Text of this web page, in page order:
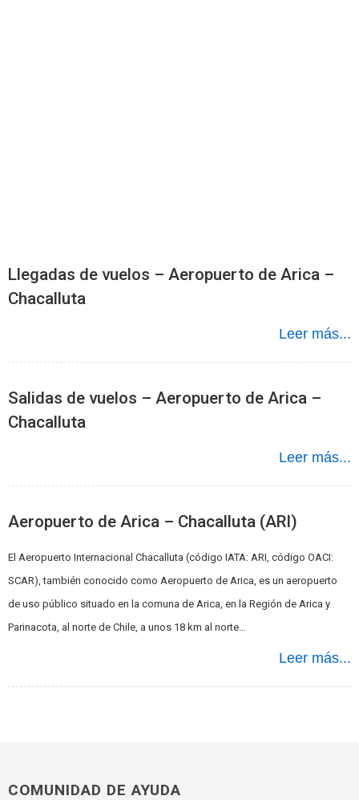
Llegadas de vuelos – Aeropuerto de Arica –
Chacalluta
Leer más...
Salidas de vuelos – Aeropuerto de Arica –
Chacalluta
Leer más...
Aeropuerto de Arica – Chacalluta (ARI)
El Aeropuerto Internacional Chacalluta (código IATA: ARI, código OACI:
SCAR), también conocido como Aeropuerto de Arica, es un aeropuerto
de uso público situado en la comuna de Arica, en la Región de Arica y
Parinacota, al norte de Chile, a unos 18 km al norte…
Leer más...
COMUNIDAD DE AYUDA